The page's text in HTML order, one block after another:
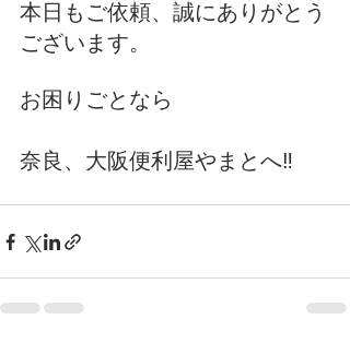
本日もご依頼、誠にありがとう
ございます。
お困りごとなら
奈良、大阪便利屋やまとへ‼️